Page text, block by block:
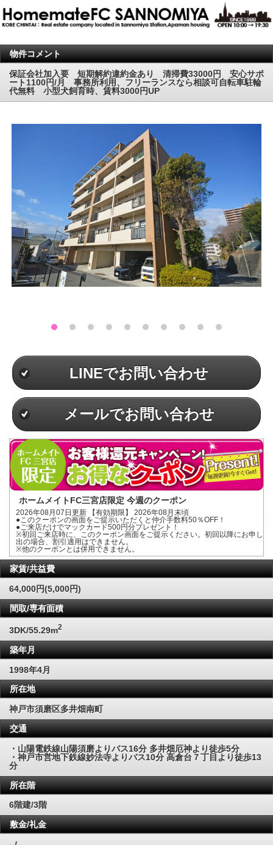
物件コメント
保証会社加入要 短期解約違約金あり 清掃費33000円 安心サポ
ート1100円/月 事務所利用、フリーランスなら相談可自転車駐輪
代無料 小型犬飼育時、賃料3000円UP
LINEでお問い合わせ
メールでお問い合わせ
ホームメイトFC三宮店限定 今週のクーポン
2026年08月07日更新 【有効期限】 2026年08月末頃
●このクーポンの画面をご提示いただくと仲介手数料50％OFF！
●ご来店だけでマックカード500円分プレゼント！
※初回ご来店時に、このクーポン画面をご提示ください。初回以降にお申し
出の場合、割引適用はできません。
※他のクーポンとは併用できません。
家賃/共益費
64,000円(5,000円)
間取/専有面積
3DK/55.29m2
築年月
1998年4月
所在地
神戸市須磨区多井畑南町
交通
・山陽電鉄線山陽須磨よりバス16分 多井畑厄神より徒歩5分
・神戸市営地下鉄線妙法寺よりバス10分 高倉台７丁目より徒歩13
分
所在階
6階建/3階
敷金/礼金